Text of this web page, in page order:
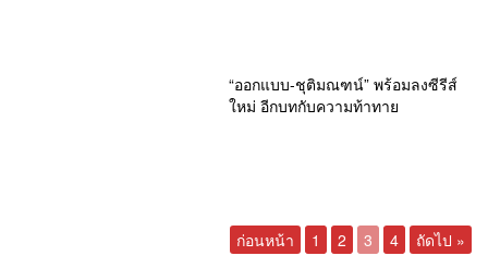
“ออกแบบ-ชุติมณฑน์” พร้อมลงซีรีส์
ใหม่ อีกบทกับความท้าทาย
ก่อนหน้า 1 2 3 4 ถัดไป »